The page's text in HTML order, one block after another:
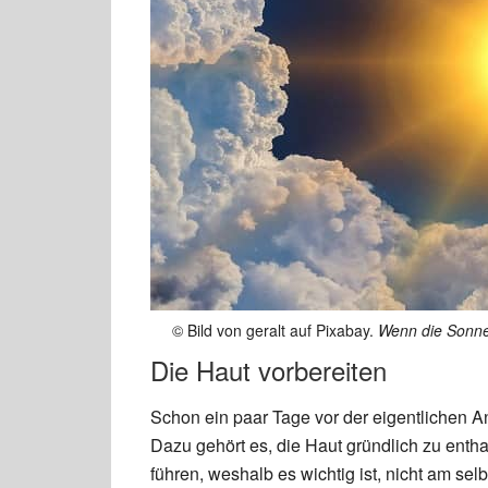
© Bild von geralt auf Pixabay. Wenn die
Die Haut vorbereiten
Schon ein paar Tage vor der eigentlichen
Dazu gehört es, die Haut gründlich zu
führen, weshalb es wichtig ist, nicht am